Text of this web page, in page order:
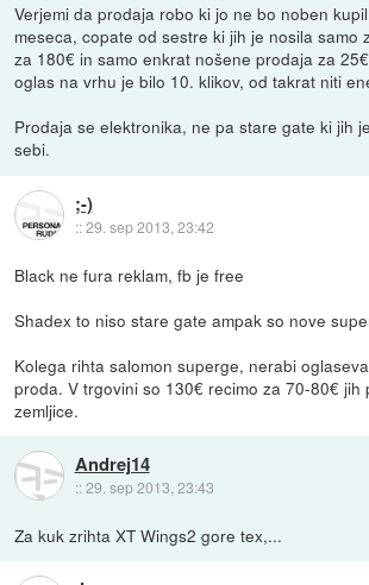
Verjemi da prodaja robo ki jo ne bo noben
meseca, copate od sestre ki jih je nosila samo
za 180€ in samo enkrat nošene prodaja za
oglas na vrhu je bilo 10. klikov, od takrat niti
Prodaja se elektronika, ne pa stare gate ki jih
sebi.
;-)
::29. sep 2013, 23:42
Black ne fura reklam, fb je free
Shadex to niso stare gate ampak so nove
Kolega rihta salomon superge, nerabi
proda. V trgovini so 130€ recimo za 70-80€ jih
zemljice.
Andrej14
::29. sep 2013, 23:43
Za kuk zrihta XT Wings2 gore tex,...